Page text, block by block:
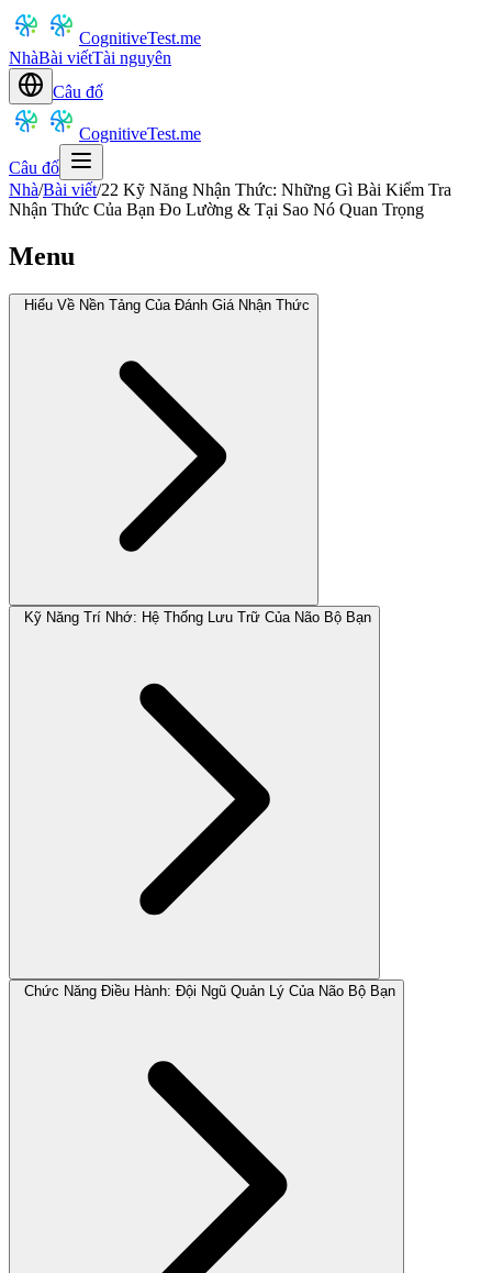
CognitiveTest.me
NhàBài viếtTài nguyên
Câu đố
CognitiveTest.me
Câu đố
Nhà/Bài viết/22 Kỹ Năng Nhận Thức: Những Gì Bài Kiểm Tra
Nhận Thức Của Bạn Đo Lường & Tại Sao Nó Quan Trọng
Menu
Hiểu Về Nền Tảng Của Đánh Giá Nhận Thức
Kỹ Năng Trí Nhớ: Hệ Thống Lưu Trữ Của Não Bộ Bạn
Chức Năng Điều Hành: Đội Ngũ Quản Lý Của Não Bộ Bạn